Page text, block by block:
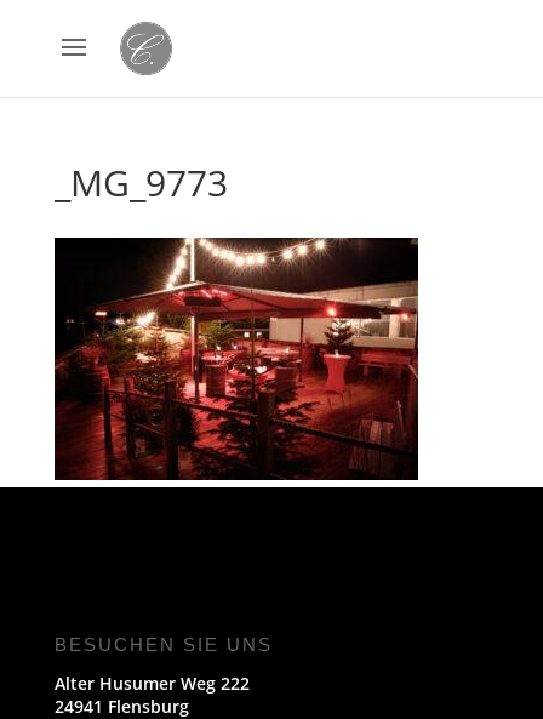
_MG_9773
BESUCHEN SIE UNS
Alter Husumer Weg 222
24941 Flensburg